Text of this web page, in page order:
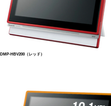
DMP-HBV200（レッド）